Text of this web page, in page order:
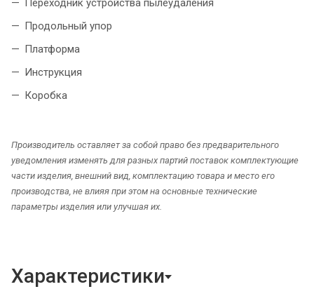
Переходник устройства пылеудаления
Продольный упор
Платформа
Инструкция
Коробка
Производитель оставляет за собой право без предварительного
уведомления изменять для разных партий поставок комплектующие
части изделия, внешний вид, комплектацию товара и место его
производства, не влияя при этом на основные технические
параметры изделия или улучшая их.
Характеристики